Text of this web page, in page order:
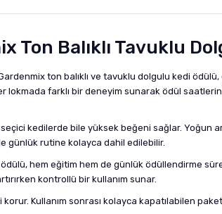
Ton Balıklı Tavuklu
ton balıklı ve tavuklu dolgulu kedi ödülü,
lokmada farklı bir deneyim sunarak ödül
kedilerde bile yüksek beğeni sağlar. Yoğun
günlük rutine kolayca dahil edilebilir.
hem eğitim hem de günlük ödüllendirme
kontrollü bir kullanım sunar.
Kullanım sonrası kolayca kapatılabilen